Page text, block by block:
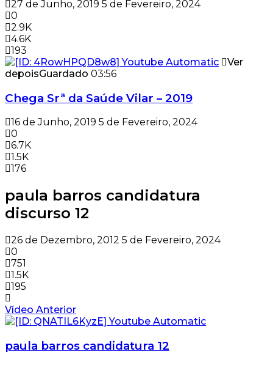
27 de Junho, 2019 5 de Fevereiro, 2024
0
2.9K
4.6K
193
Ver
depoisGuardado 03:56
Chega Srª da Saúde Vilar – 2019
16 de Junho, 2019 5 de Fevereiro, 2024
0
6.7K
1.5K
176
paula barros candidatura
discurso 12
26 de Dezembro, 2012 5 de Fevereiro, 2024
0
751
1.5K
195
Vídeo Anterior
paula barros candidatura 12